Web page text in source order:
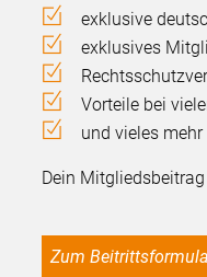
exklusive
exklusives
Vorteile bei
und vieles mehr
Dein
Zum